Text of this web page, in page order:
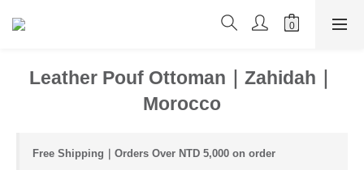
Leather Pouf Ottoman｜Zahidah｜
Morocco
Free Shipping｜Orders Over NTD 5,000 on order